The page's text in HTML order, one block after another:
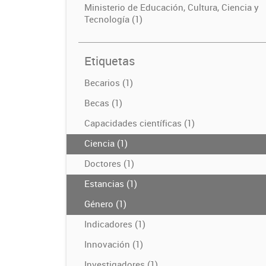
Ministerio de Educación, Cultura, Ciencia y
Tecnología (1)
Etiquetas
Becarios (1)
Becas (1)
Capacidades científicas (1)
Ciencia (1)
Doctores (1)
Estancias (1)
Género (1)
Indicadores (1)
Innovación (1)